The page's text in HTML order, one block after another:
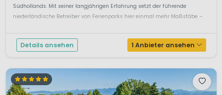
Südhollands. Mit seiner langjährigen Erfahrung setzt der führende
niederländische Betreiber von Ferienparks hier einmal mehr Maßstäbe –
Details ansehen 1 Anbieter ansehen